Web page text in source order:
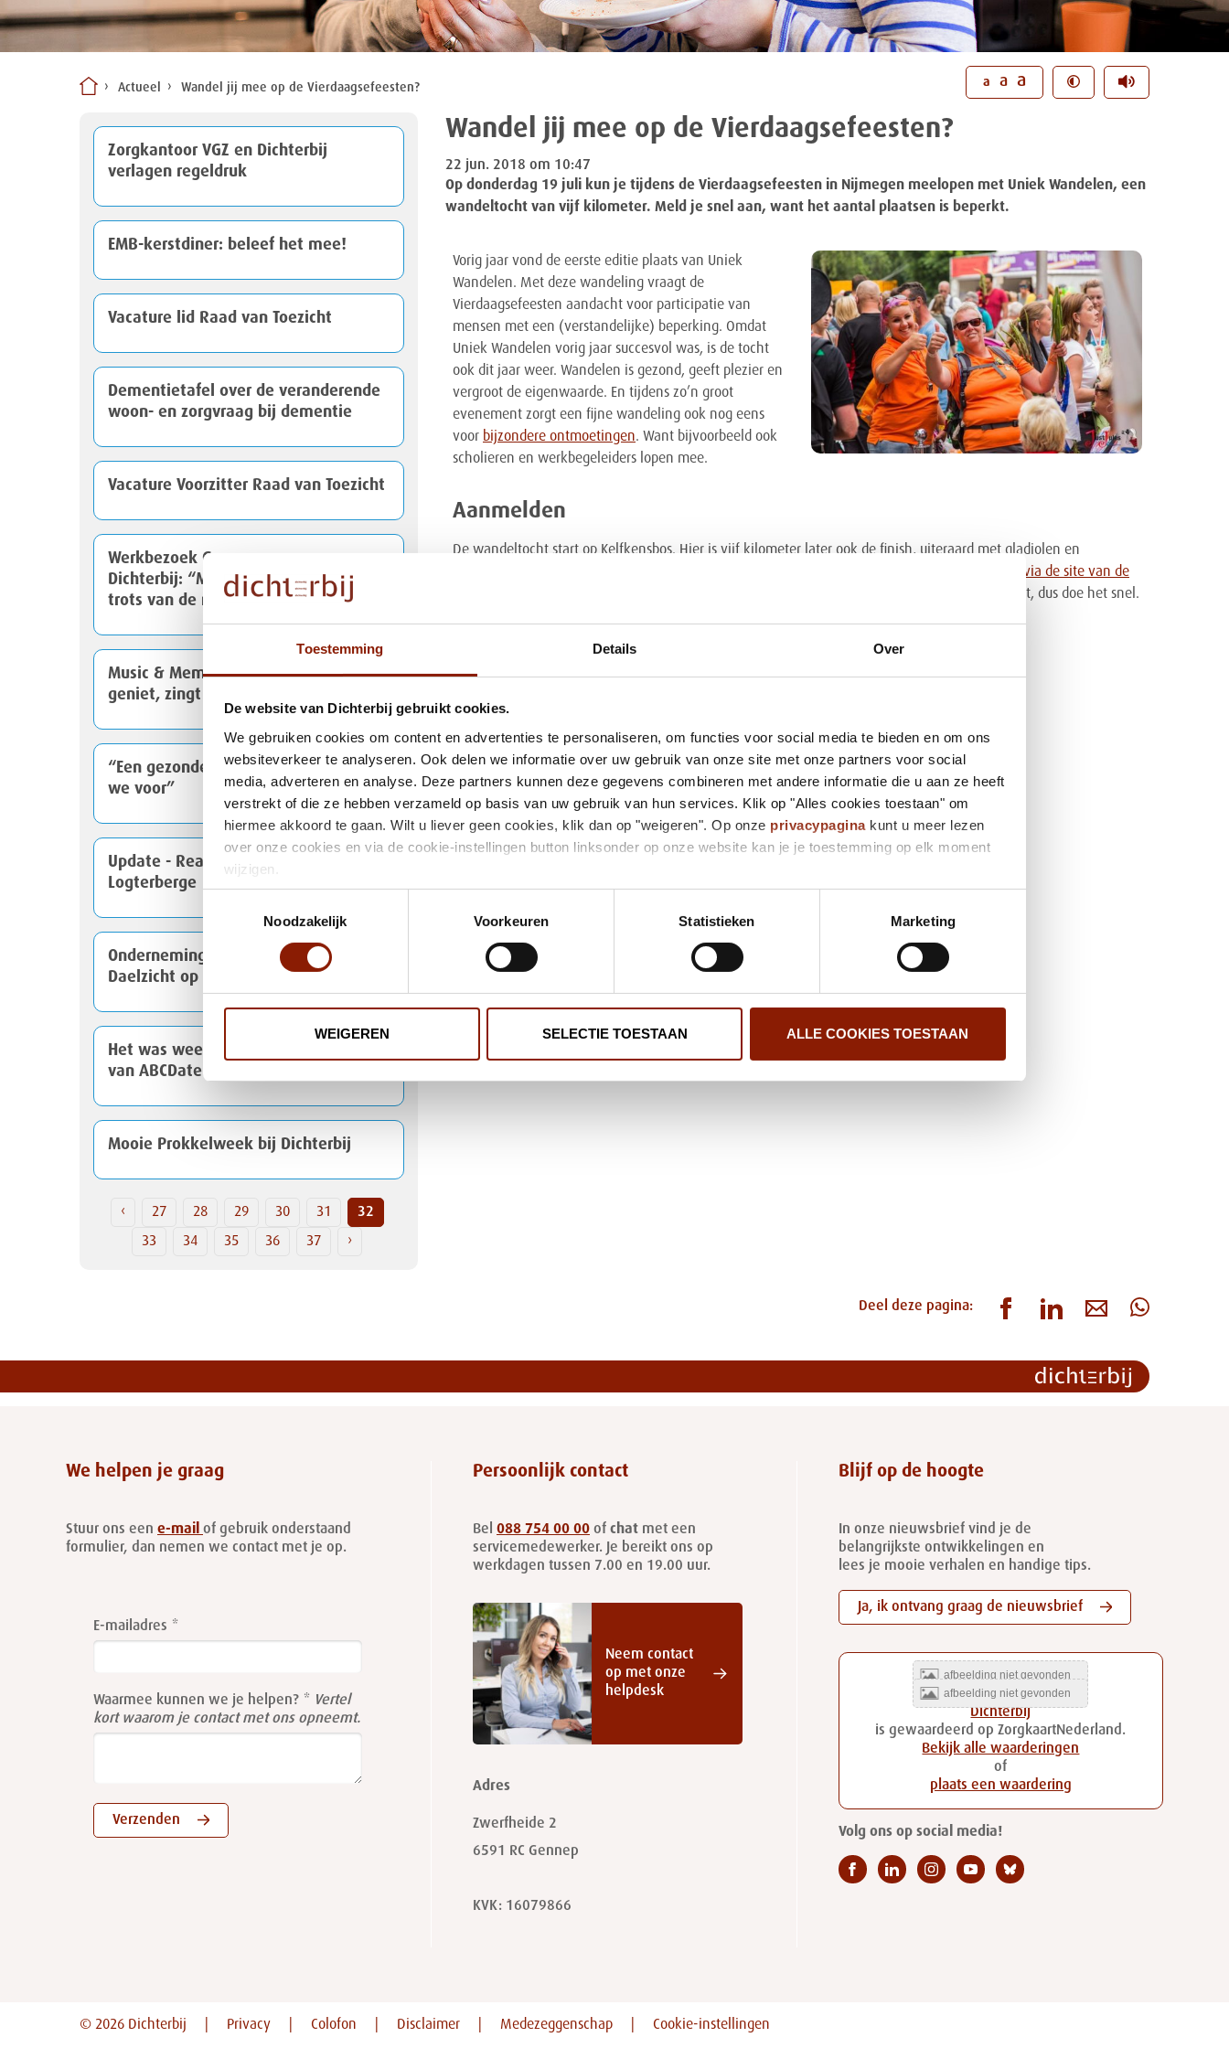
Toestemming Details Over
De website van Dichterbij gebruikt cookies.
We gebruiken cookies om content en advertenties te personaliseren, om functies voor social media te bieden en om ons
websiteverkeer te analyseren. Ook delen we informatie over uw gebruik van onze site met onze partners voor social
media, adverteren en analyse. Deze partners kunnen deze gegevens combineren met andere informatie die u aan ze heeft
verstrekt of die ze hebben verzameld op basis van uw gebruik van hun services. Klik op "Alles cookies toestaan" om
hiermee akkoord te gaan. Wilt u liever geen cookies, klik dan op "weigeren". Op onze privacypaginakunt u meer lezen
over onze cookies en via de cookie-instellingen button linksonder op onze website kan je je toestemming op elk moment
wijzigen.
Noodzakelijk
Voorkeuren Statistieken Marketing
WEIGEREN SELECTIE TOESTAAN ALLE COOKIES TOESTAAN
a a a
Actueel Wandel jij mee op de Vierdaagsefeesten?
Zorgkantoor VGZ en Dichterbij
verlagen regeldruk
EMB-kerstdiner: beleef het mee!
Vacature lid Raad van Toezicht
Dementietafel over de veranderende
woon- en zorgvraag bij dementie
Vacature Voorzitter Raad van Toezicht
Werkbezoek Gouverneur aan
Dichterbij: “Mooi om de passie en
trots van de medewerkers te voelen”
Music & Memory: Ageeth luistert,
geniet, zingt
“Een gezonder Dichterbij, daar gaan
we voor”
Update - Reactie op mediaberichten
Logterberge
Ondernemingsraden Dichterbij en
Daelzicht op de bres voor goede zorg
Het was weer een leuke feestavond
van ABCDate!
Mooie Prokkelweek bij Dichterbij
‹ 27 28 29 30 31
32
33
34 35 36 37 ›
Wandel jij mee op de Vierdaagsefeesten?
22 jun. 2018 om 10:47
Op donderdag 19 juli kun je tijdens de Vierdaagsefeesten in Nijmegen meelopen met Uniek Wandelen, een
wandeltocht van vijf kilometer. Meld je snel aan, want het aantal plaatsen is beperkt.
Vorig jaar vond de eerste editie plaats van Uniek
Wandelen. Met deze wandeling vraagt de
Vierdaagsefeesten aandacht voor participatie van
mensen met een (verstandelijke) beperking. Omdat
Uniek Wandelen vorig jaar succesvol was, is de tocht
ook dit jaar weer. Wandelen is gezond, geeft plezier en
vergroot de eigenwaarde. En tijdens zo’n groot
evenement zorgt een fijne wandeling ook nog eens
voor bijzondere ontmoetingen. Want bijvoorbeeld ook
scholieren en werkbegeleiders lopen mee.
Aanmelden
De wandeltocht start op Kelfkensbos. Hier is vijf kilometer later ook de finish, uiteraard met gladiolen en
aanmelden via de site van de
, samen met je begeleider, maatje of familielid. Het aantal plaatsen is beperkt, dus doe het snel.
Deel deze pagina:
We helpen je graag
Stuur ons een e-mail of gebruik onderstaand
formulier, dan nemen we contact met je op.
this
field
E-mailadres
Waarmee kunnen we je helpen?
Vertel
kort waarom je contact met ons opneemt.
Verzenden
Persoonlijk contact
Bel 088 754 00 00 of chatmet een
servicemedewerker. Je bereikt ons op
werkdagen tussen 7.00 en 19.00 uur.
Neem contact
op met onze
helpdesk
Adres
Zwerfheide 2
6591 RC Gennep
KVK: 16079866
Blijf op de hoogte
In onze nieuwsbrief vind je de
belangrijkste ontwikkelingen en
lees je mooie verhalen en handige tips.
Ja, ik ontvang graag de nieuwsbrief
Dichterbij
is gewaardeerd op ZorgkaartNederland.
Bekijk alle waarderingen
of
plaats een waardering
Volg ons op social media!
© 2026 Dichterbij Privacy Colofon Disclaimer Medezeggenschap Cookie-instellingen